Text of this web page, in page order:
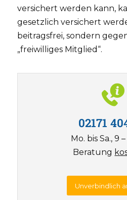
versichert werden kann,
gesetzlich versichert
beitragsfrei, sondern
„freiwilliges Mitglied“.
02171
Mo. bis Sa., 9
Beratung
Unverbindlich